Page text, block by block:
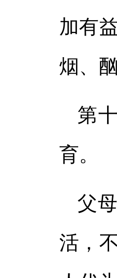
加有
烟、
第
育。
父
活，